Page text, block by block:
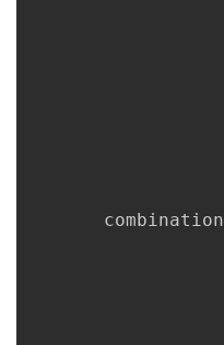
       combination